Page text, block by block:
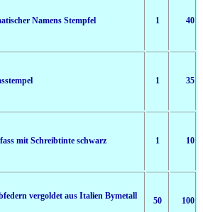
Namens Stempfel 1 40
1 35
mit Schreibtinte schwarz 1 10
vergoldet aus Italien Bymetall
50 100